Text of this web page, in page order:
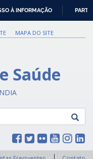
À INFORMAÇÃO
MAPA DO SITE
Saúde